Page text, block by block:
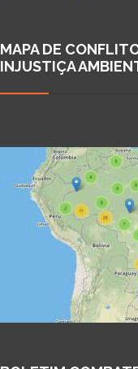
MAPA DE
INJUSTIÇA